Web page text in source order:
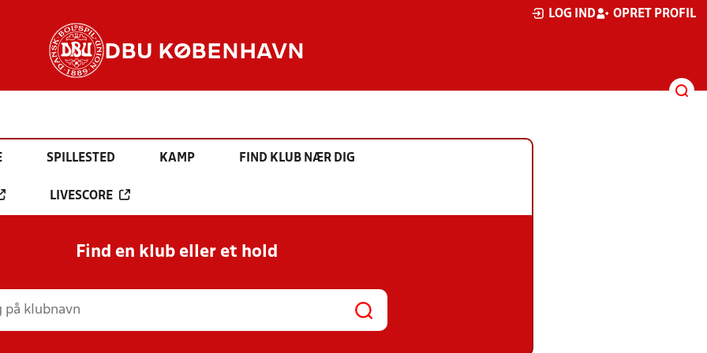
LOG IND OPRET PROFIL
DBU KØBENHAVN
SPILLESTED KAMP FIND KLUB NÆR DIG
LIVESCORE
Find en klub eller et hold